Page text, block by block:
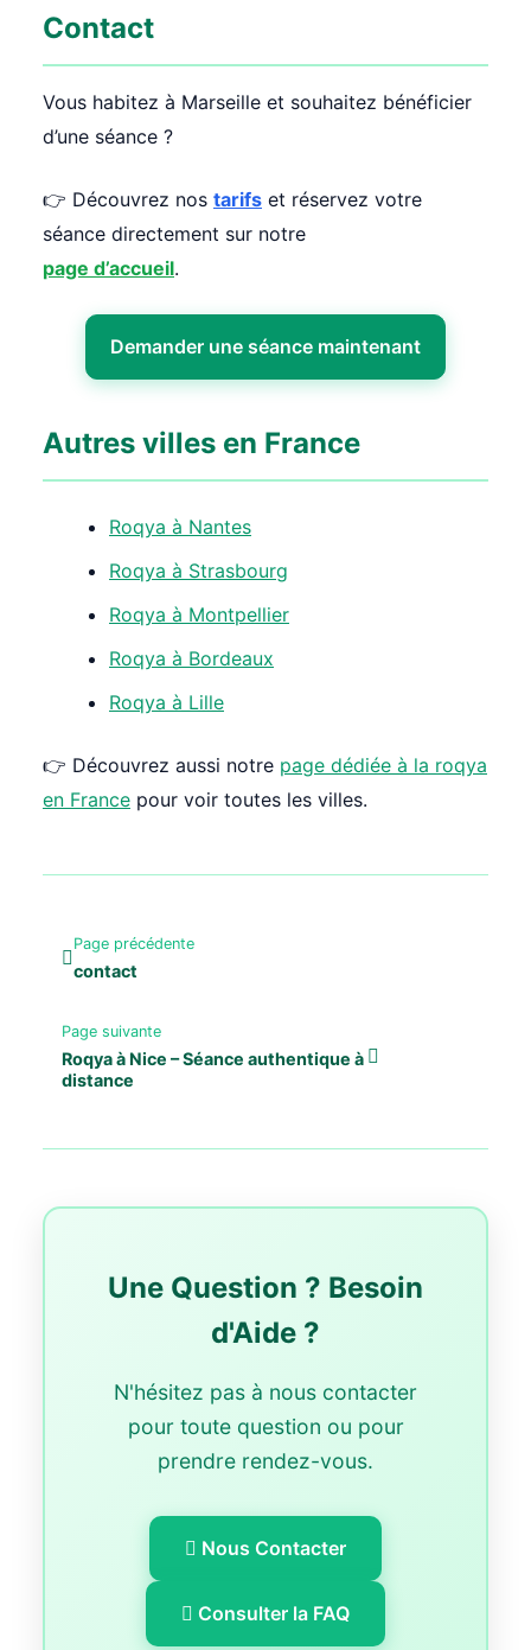
Contact
Vous habitez à Marseille et souhaitez bénéficier
d’une séance ?
👉 Découvrez nos tarifs et réservez votre
séance directement sur notre
page d’accueil.
Demander une séance maintenant
Autres villes en France
Roqya à Nantes
Roqya à Strasbourg
Roqya à Montpellier
Roqya à Bordeaux
Roqya à Lille
👉 Découvrez aussi notre page dédiée à la roqya
en France pour voir toutes les villes.
Page précédente
contact
Page suivante
Roqya à Nice – Séance authentique à
distance
Une Question ? Besoin
d'Aide ?
N'hésitez pas à nous contacter
pour toute question ou pour
prendre rendez-vous.
Nous Contacter
Consulter la FAQ